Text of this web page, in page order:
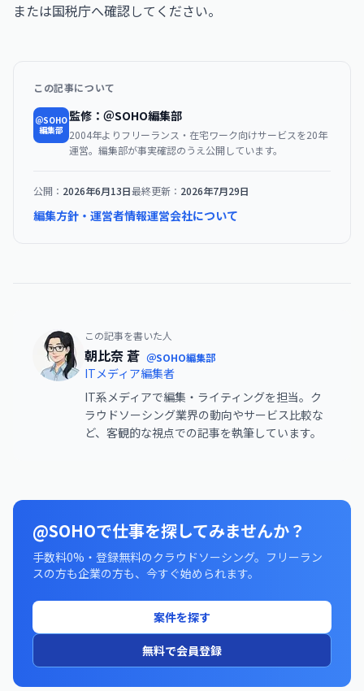
または国税庁へ確認してください。
この記事について
＠SOHO
編集部
監修：＠SOHO編集部
2004年よりフリーランス・在宅ワーク向けサービスを20年
運営。編集部が事実確認のうえ公開しています。
公開： 2026年6月13日最終更新： 2026年7月29日
編集方針・運営者情報運営会社について
この記事を書いた人
朝比奈 蒼 ＠SOHO編集部
ITメディア編集者
IT系メディアで編集・ライティングを担当。ク
ラウドソーシング業界の動向やサービス比較な
ど、客観的な視点での記事を執筆しています。
@SOHOで仕事を探してみませんか？
手数料0%・登録無料のクラウドソーシング。フリーラン
スの方も企業の方も、今すぐ始められます。
案件を探す
無料で会員登録